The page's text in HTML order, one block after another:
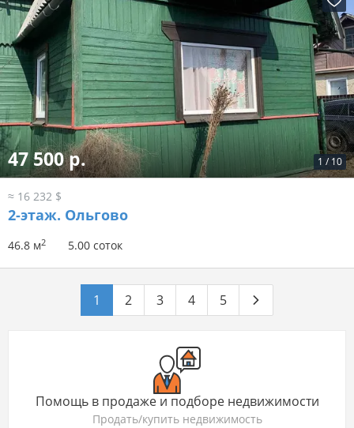
1 / 10
47 500 р.
≈ 16 232 $
2-этаж. Ольгово
46.8 м2 5.00 соток
1 2 3 4 5
Помощь в продаже и подборе недвижимости
Продать/купить недвижимость